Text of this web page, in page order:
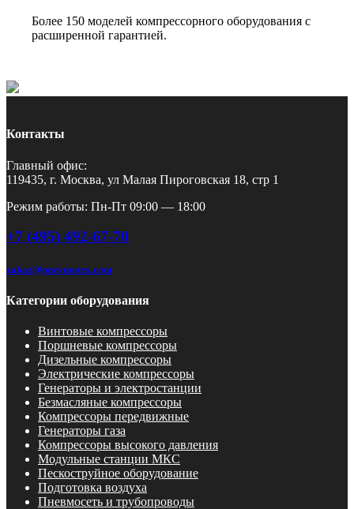
Более 150 моделей компрессорного оборудования с
расширенной гарантией.
Контакты
Главный офис:
119435, г. Москва, ул Малая Пироговская 18, стр 1
Режим работы: Пн-Пт 09:00 — 18:00
+7 (495) 492-67-70
zakaz@pnevmotex.com
Категории оборудования
Винтовые компрессоры
Поршневые компрессоры
Дизельные компрессоры
Электрические компрессоры
Генераторы и электростанции
Безмасляные компрессоры
Компрессоры передвижные
Генераторы газа
Компрессоры высокого давления
Модульные станции МКС
Пескоструйное оборудование
Подготовка воздуха
Пневмосеть и трубопроводы